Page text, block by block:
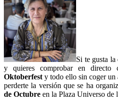
Si te gusta la
y quieres comprobar en directo
Oktoberfesty todo ello sin coger un
perderte la versión que se ha
de Octubre en la Plaza Universo de